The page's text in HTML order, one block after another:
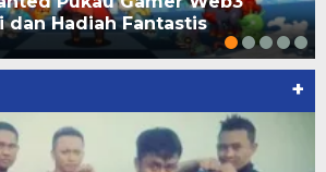
dan Hadiah Fantastis
+